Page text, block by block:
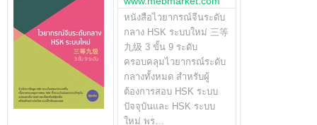
หนังสือไวยากรณ์จีนระดับ
กลาง HSK ระบบใหม่ 三等
九级 3 ขั้น 9 ระดับ
ครอบคลุมไวยากรณ์ระดับ
กลางทั้งหมด สำหรับผู้
ต้องการสอบ HSK ระบบ
ปัจจุบันและ HSK ระบบ
ใหม่ พร…